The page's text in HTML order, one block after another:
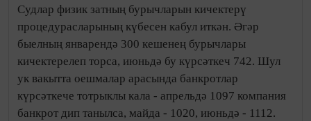
Судлар физик затның бурычларын кичектерү
процедурасларының күбесен кабул иткән. Әгәр
быелның январендә 300 кешенең бурычлары
кичектерелеп торса, июньдә бу күрсәткеч 742. Шул
ук вакытта оешмалар арасында банкротлар
күрсәткече тотрыклы кала - апрельдә 1097 компания
банкрот дип танылса, майда - 1020, июньдә - 1112.